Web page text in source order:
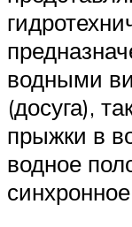
водными
(досуга),
прыжки в
водное